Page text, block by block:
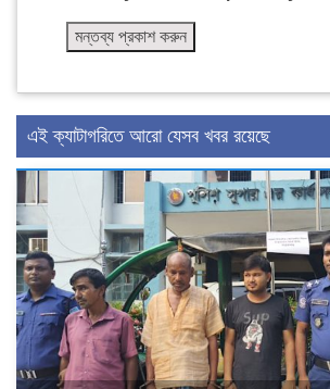
এই ক্যাটাগরিতে আরো যেসব খবর রয়েছে